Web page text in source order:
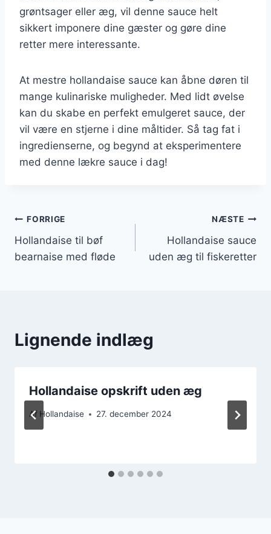
grøntsager eller æg, vil denne sauce helt
sikkert imponere dine gæster og gøre dine
retter mere interessante.
At mestre hollandaise sauce kan åbne døren til
mange kulinariske muligheder. Med lidt øvelse
kan du skabe en perfekt emulgeret sauce, der
vil være en stjerne i dine måltider. Så tag fat i
ingredienserne, og begynd at eksperimentere
med denne lækre sauce i dag!
Indlægsnavigation
FORRIGE
Hollandaise til bøf
bearnaise med fløde
NÆSTE
Hollandaise sauce
uden æg til fiskeretter
Lignende indlæg
Hollandaise opskrift uden æg
Af Hollandaise 27. december 2024